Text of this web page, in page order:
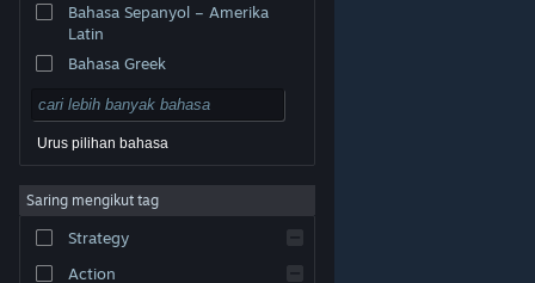
© Valve Corporation. Hak cipta terpelihara. Semua
tanda dagangan ialah hak milik pemilik masing-masing
Perundangan|Accessibility
Steam| Bayaran balik
Bahasa Sepanyol – Amerika
Latin
Bahasa Greek
Urus pilihan bahasa
Saring mengikut tag
Strategy
Action